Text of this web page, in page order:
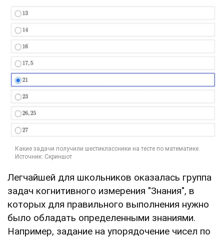
Легчайшей для школьников оказалась группа
задач когнитивного измерения "Знания", в
которых для правильного выполнения нужно
было обладать определенными знаниями.
Например, задание на упорядочение чисел по